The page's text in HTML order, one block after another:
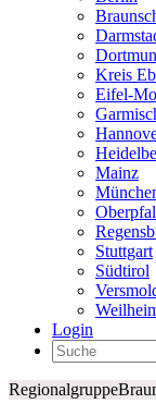
Kreis
Eifel-
Mainz
Stuttgart
Südtirol
Login
Regionalgruppe